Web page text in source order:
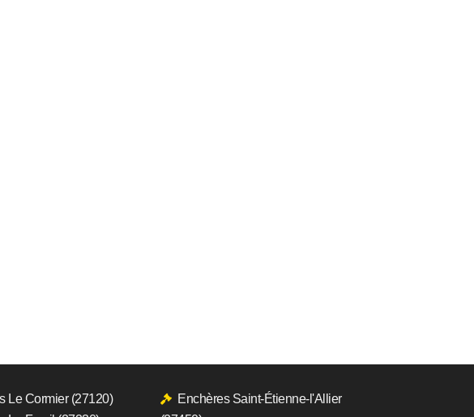
Le Cormier (27120)
Enchères Saint-Étienne-l'Allier